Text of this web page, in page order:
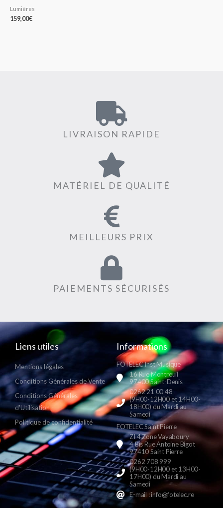
Lumières
159,00€
LIVRAISON RAPIDE
MATÉRIEL DE QUALITÉ
MEILLEURS PRIX
PAIEMENTS SÉCURISÉS
Liens utiles
Mentions légales
Conditions Générales de Vente
Conditions Générales
d'Utilisation
Politique de confidentialité
Informations
FOTELEC Inst Musique
16 Rue Montreuil
97400 Saint-Denis
0262 21 00 48
(9H00-12H00 et 14H00-
18H00) du Mardi au
Samedi
FOTELEC Saint Pierre
ZI 4 Zone Vayaboury
4 Bis Rue Antoine Bigot
97410 Saint Pierre
0262 708 999
(9H00-12H00 et 13H00-
17H00) du Mardi au
Samedi
E-mail : info@fotelec.re